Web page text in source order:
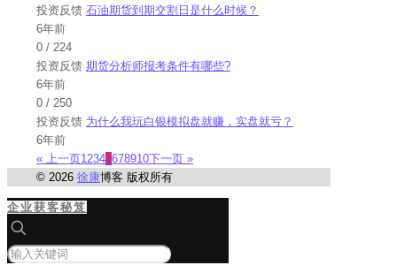
投资反馈 石油期货到期交割日是什么时候？
6年前
0 / 224
投资反馈 期货分析师报考条件有哪些?
6年前
0 / 250
投资反馈 为什么我玩白银模拟盘就赚，实盘就亏？
6年前
« 上一页12345678910下一页 »
© 2026 徐康博客 版权所有
企业获客秘笈